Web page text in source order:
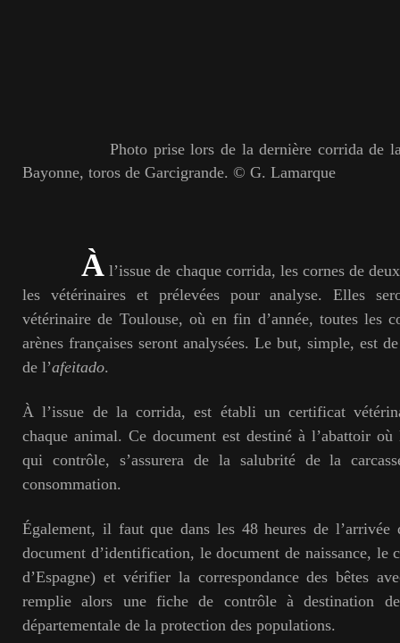
Photo prise lors de la dernière corrida de la
Bayonne, toros de Garcigrande. © G. Lamarque
À l’issue de chaque corrida, les cornes de
les vétérinaires et prélevées pour analyse. Elles
vétérinaire de Toulouse, où en fin d’année, toutes les
arènes françaises seront analysées. Le but, simple, est
de l’afeitado.
À l’issue de la corrida, est établi un certificat
chaque animal. Ce document est destiné à l’abattoir
qui contrôle, s’assurera de la salubrité de la
consommation.
Également, il faut que dans les 48 heures de
document d’identification, le document de naissance, le
d’Espagne) et vérifier la correspondance des bêtes
remplie alors une fiche de contrôle à destination
départementale de la protection des populations.